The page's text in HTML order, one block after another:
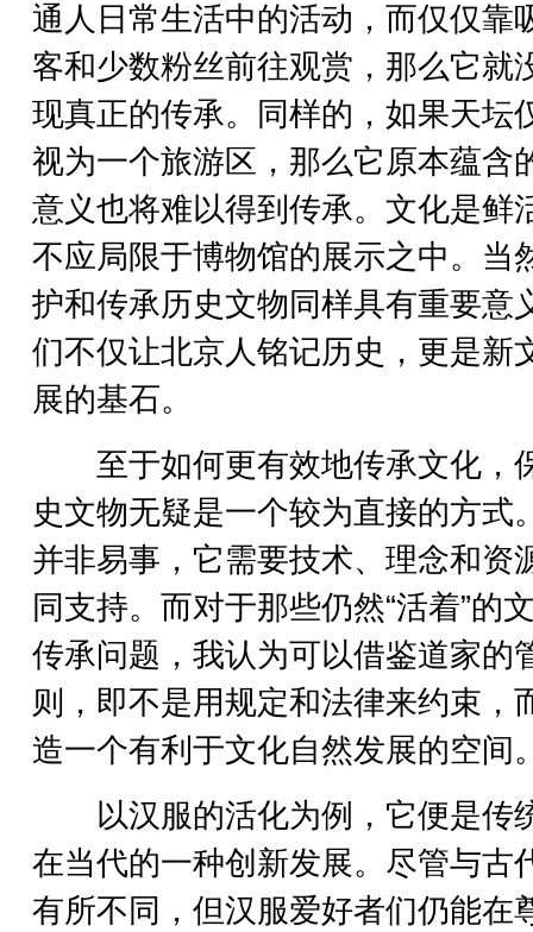
通人日常生活中的活动，而仅仅靠
客和少数粉丝前往观赏，那么它就
现真正的传承。同样的，如果天坛
视为一个旅游区，那么它原本蕴含
意义也将难以得到传承。文化是鲜
不应局限于博物馆的展示之中。当
护和传承历史文物同样具有重要意
们不仅让北京人铭记历史，更是新
展的基石。
至于如何更有效地传承文化，
史文物无疑是一个较为直接的方式
并非易事，它需要技术、理念和资
同支持。而对于那些仍然“活着”的
传承问题，我认为可以借鉴道家的
则，即不是用规定和法律来约束，
造一个有利于文化自然发展的空间
以汉服的活化为例，它便是传
在当代的一种创新发展。尽管与古
有所不同，但汉服爱好者们仍能在